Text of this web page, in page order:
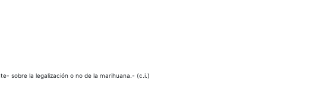
sobre la legalización o no de la marihuana.- (c.i.)